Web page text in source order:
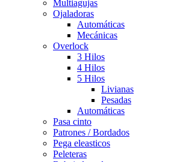
Multiagujas
Ojaladoras
Automáticas
Mecánicas
Overlock
3 Hilos
4 Hilos
5 Hilos
Livianas
Pesadas
Automáticas
Pasa cinto
Patrones / Bordados
Pega eleasticos
Peleteras